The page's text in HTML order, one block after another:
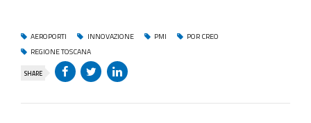
AEROPORTI INNOVAZIONE PMI
POR CREO
REGIONE TOSCANA
SHARE